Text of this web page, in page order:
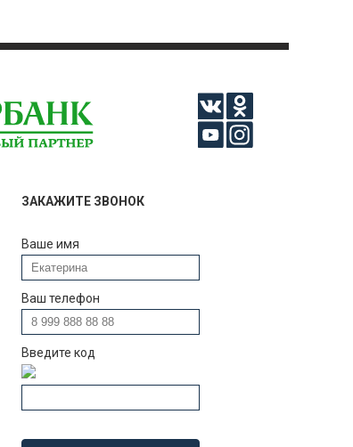
ЗАКАЖИТЕ ЗВОНОК
Ваше имя
Ваш телефон
Введите код